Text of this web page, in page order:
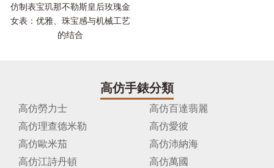
仿制表宝玑那不勒斯皇后玫瑰金
女表：优雅、珠宝感与机械工艺
的结合
高仿手錶分類
高仿勞力士
高仿百達翡麗
高仿理查德米勒
高仿愛彼
高仿歐米茄
高仿沛納海
高仿江詩丹頓
高仿萬國